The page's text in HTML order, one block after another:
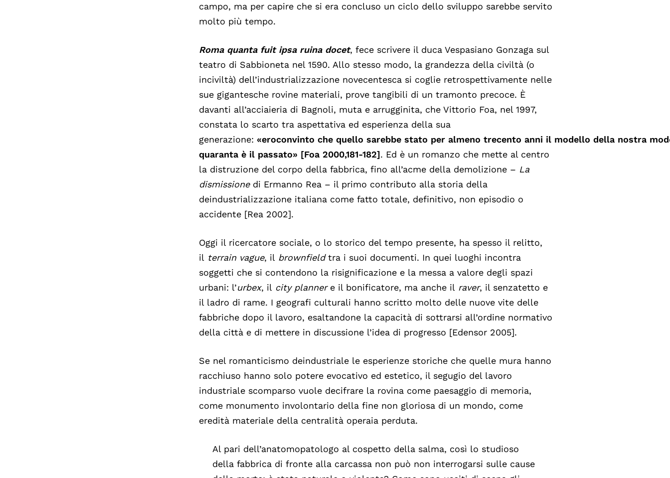
campo, ma per capire che si era concluso un ciclo dello sviluppo sarebbe servito
molto più tempo.
Roma quanta fuit ipsa ruina docet, fece scrivere il duca Vespasiano Gonzaga sul
teatro di Sabbioneta nel 1590. Allo stesso modo, la grandezza della civiltà (o
inciviltà) dell’industrializzazione novecentesca si coglie retrospettivamente nelle
sue gigantesche rovine materiali, prove tangibili di un tramonto precoce. È
davanti all’acciaieria di Bagnoli, muta e arrugginita, che Vittorio Foa, nel 1997,
constata lo scarto tra aspettativa ed esperienza della sua
generazione: «eroconvinto che quello sarebbe stato per almeno trecento anni il modello della nostra
quaranta è il passato» [Foa 2000,181-182]. Ed è un romanzo che mette al centro
la distruzione del corpo della fabbrica, fino all’acme della demolizione – La
dismissionedi Ermanno Rea – il primo contributo alla storia della
deindustrializzazione italiana come fatto totale, definitivo, non episodio o
accidente [Rea 2002].
Oggi il ricercatore sociale, o lo storico del tempo presente, ha spesso il relitto,
il terrain vague, il brownfieldtra i suoi documenti. In quei luoghi incontra
soggetti che si contendono la risignificazione e la messa a valore degli spazi
urbani: l’urbex, il city plannere il bonificatore, ma anche il raver, il senzatetto e
il ladro di rame. I geografi culturali hanno scritto molto delle nuove vite delle
fabbriche dopo il lavoro, esaltandone la capacità di sottrarsi all’ordine normativo
della città e di mettere in discussione l’idea di progresso [Edensor 2005].
Se nel romanticismo deindustriale le esperienze storiche che quelle mura hanno
racchiuso hanno solo potere evocativo ed estetico, il segugio del lavoro
industriale scomparso vuole decifrare la rovina come paesaggio di memoria,
come monumento involontario della fine non gloriosa di un mondo, come
eredità materiale della centralità operaia perduta.
Al pari dell’anatomopatologo al cospetto della salma, così lo studioso
della fabbrica di fronte alla carcassa non può non interrogarsi sulle cause